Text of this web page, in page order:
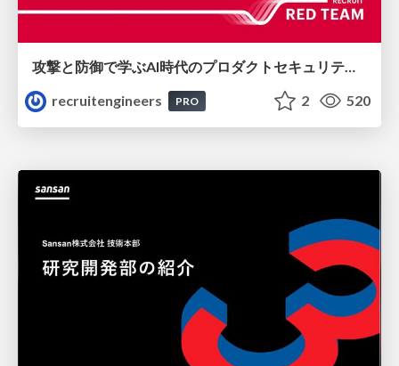
recruitengineers
PRO 2 520